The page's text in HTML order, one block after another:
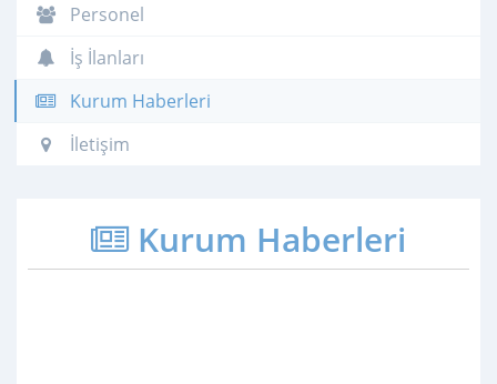
Personel
İş İlanları
Kurum Haberleri
İletişim
Kurum Haberleri